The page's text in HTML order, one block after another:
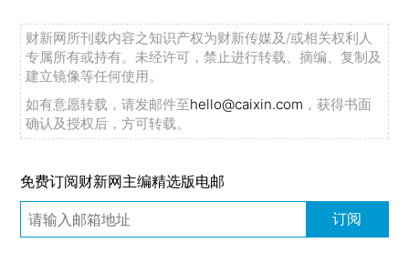
财新网所刊载内容之知识产权为财新传媒及/或相关权利人
专属所有或持有。未经许可，禁止进行转载、摘编、复制及
建立镜像等任何使用。
如有意愿转载，请发邮件至hello@caixin.com ，获得书面
确认及授权后，方可转载。
免费订阅财新网主编精选版电邮
订阅